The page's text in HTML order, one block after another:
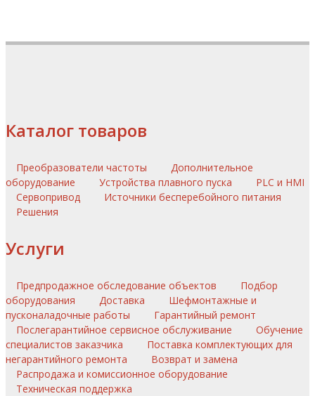
Каталог товаров
Преобразователи частоты
Дополнительное
оборудование
Устройства плавного пуска
PLC и HMI
Сервопривод
Источники бесперебойного питания
Решения
Услуги
Предпродажное обследование объектов
Подбор
оборудования
Доставка
Шефмонтажные и
пусконаладочные работы
Гарантийный ремонт
Послегарантийное сервисное обслуживание
Обучение
специалистов заказчика
Поставка комплектующих для
негарантийного ремонта
Возврат и замена
Распродажа и комиссионное оборудование
Техническая поддержка